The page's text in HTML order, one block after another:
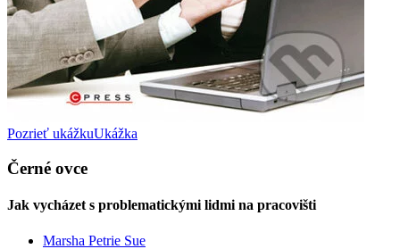
Pozrieť ukážkuUkážka
Černé ovce
Jak vycházet s problematickými lidmi na pracovišti
Marsha Petrie Sue